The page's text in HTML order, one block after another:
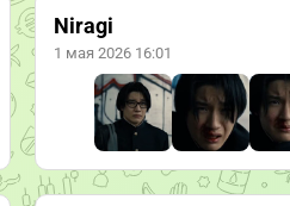
Niragi
1 мая 2026 16:01